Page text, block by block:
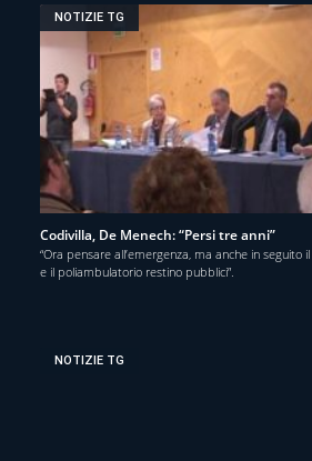
NOTIZIE TG
Codivilla, De Menech: “Persi tre anni”
“Ora pensare all’emergenza, ma anche in
e il poliambulatorio restino pubblici”.
NOTIZIE TG